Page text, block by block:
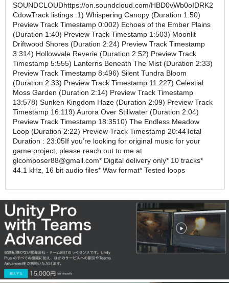
SOUNDCLOUDhttps://on.soundcloud.com/HBD0vWb0oIDRK2
CdowTrack listings :1) Whispering Canopy (Duration 1:50)
Preview Track Timestamp 0:002) Echoes of the Ember Plains
(Duration 1:40) Preview Track Timestamp 1:503) Moonlit
Driftwood Shores (Duration 2:24) Preview Track Timestamp
3:314) Hollowvale Reverie (Duration 2:52) Preview Track
Timestamp 5:555) Lanterns Beneath The Mist (Duration 2:33)
Preview Track Timestamp 8:496) Silent Tundra Bloom
(Duration 2:33) Preview Track Timestamp 11:227) Celestial
Moss Garden (Duration 2:14) Preview Track Timestamp
13:578) Sunken Kingdom Haze (Duration 2:09) Preview Track
Timestamp 16:119) Aurora Over Stillwater (Duration 2:04)
Preview Track Timestamp 18:3510) The Endless Meadow
Loop (Duration 2:22) Preview Track Timestamp 20:44Total
Duration : 23:05If you’re looking for original music for your
game project, please reach out to me at
glcomposer88@gmail.com* Digital delivery only* 10 tracks*
44.1 kHz, 16 bit audio files* Wav format* Tested loops